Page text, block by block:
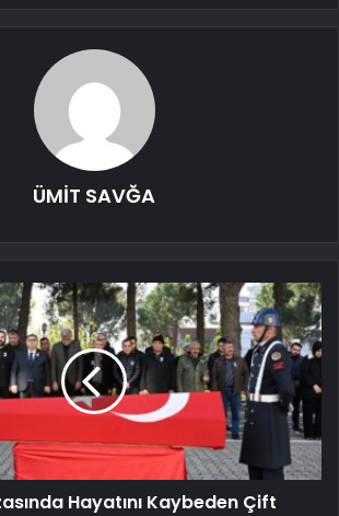
ÜMİT SAVĞA
Hayatını Kaybeden Çift